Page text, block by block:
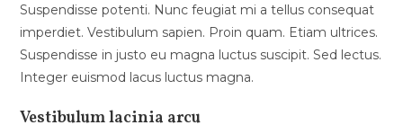
Suspendisse potenti. Nunc feugiat mi a tellus consequat
imperdiet. Vestibulum sapien. Proin quam. Etiam ultrices.
Suspendisse in justo eu magna luctus suscipit. Sed lectus.
Integer euismod lacus luctus magna.
Vestibulum lacinia arcu